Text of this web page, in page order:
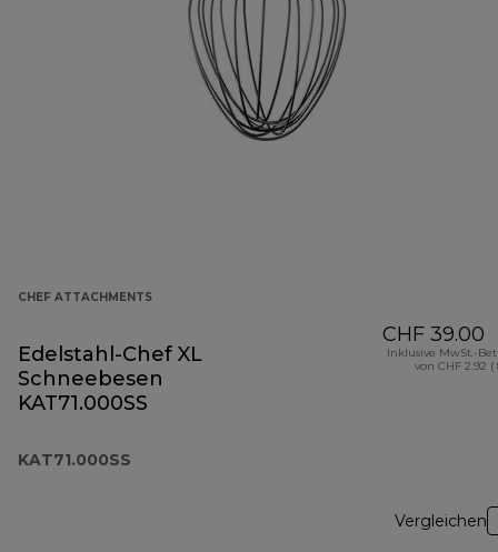
CHEF ATTACHMENTS
Edelstahl-Chef XL
Schneebesen
KAT71.000SS
KAT71.000SS
CHF 39.00
Inklusive MwSt.-
von CHF 2.92 (
Vergleichen